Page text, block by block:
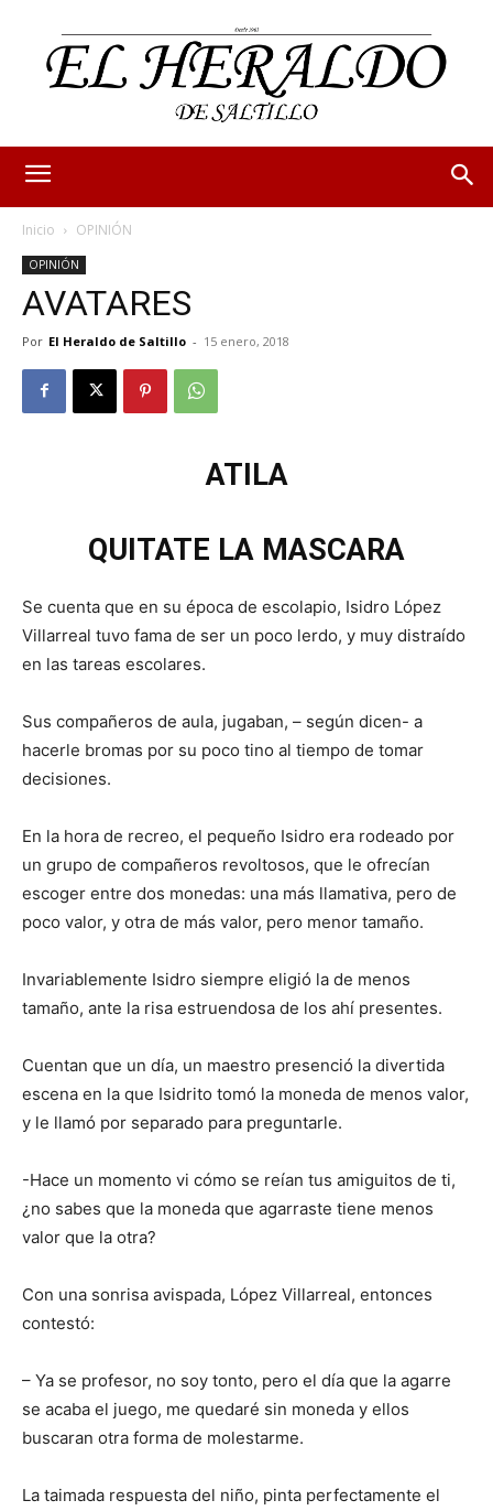
Inicio OPINIÓN
OPINIÓN
AVATARES
Por El Heraldo de Saltillo - 15 enero, 2018
ATILA
QUITATE LA MASCARA
Se cuenta que en su época de escolapio, Isidro López
Villarreal tuvo fama de ser un poco lerdo, y muy distraído
en las tareas escolares.
Sus compañeros de aula, jugaban, – según dicen- a
hacerle bromas por su poco tino al tiempo de tomar
decisiones.
En la hora de recreo, el pequeño Isidro era rodeado por
un grupo de compañeros revoltosos, que le ofrecían
escoger entre dos monedas: una más llamativa, pero de
poco valor, y otra de más valor, pero menor tamaño.
Invariablemente Isidro siempre eligió la de menos
tamaño, ante la risa estruendosa de los ahí presentes.
Cuentan que un día, un maestro presenció la divertida
escena en la que Isidrito tomó la moneda de menos valor,
y le llamó por separado para preguntarle.
-Hace un momento vi cómo se reían tus amiguitos de ti,
¿no sabes que la moneda que agarraste tiene menos
valor que la otra?
Con una sonrisa avispada, López Villarreal, entonces
contestó:
– Ya se profesor, no soy tonto, pero el día que la agarre
se acaba el juego, me quedaré sin moneda y ellos
buscaran otra forma de molestarme.
La taimada respuesta del niño, pinta perfectamente el